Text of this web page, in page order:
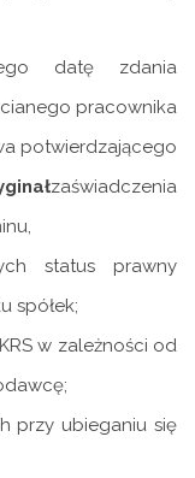
datę zdania
pracownika
potwierdzającego
zaświadczenia
status prawny
spółek;
w zależności od
przy ubieganiu się